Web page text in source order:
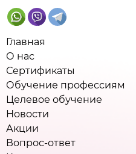
Главная
О нас
Сертификаты
Обучение профессиям
Целевое обучение
Новости
Акции
Вопрос-ответ